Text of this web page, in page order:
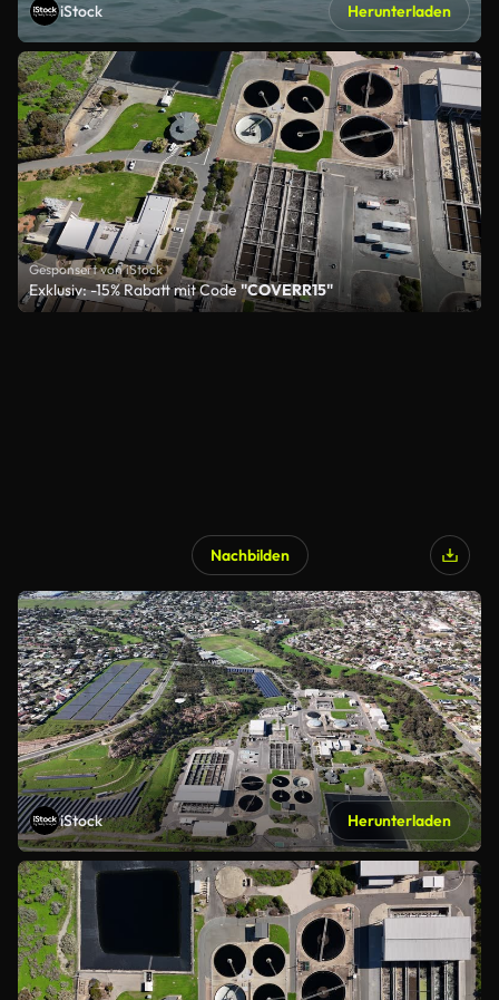
iStock Herunterladen
Gesponsert von iStock
Exklusiv: -15% Rabatt mit Code"COVERR15"
Nachbilden
iStock Herunterladen